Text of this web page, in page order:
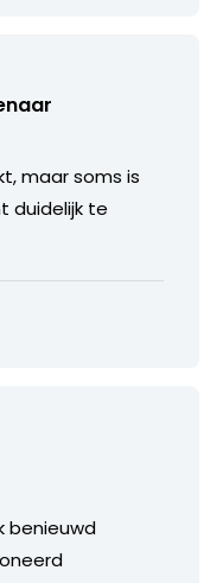
maar soms is
duidelijk te
benieuwd